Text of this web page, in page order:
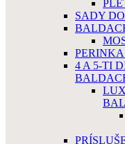
SADY
4 A 5-TI